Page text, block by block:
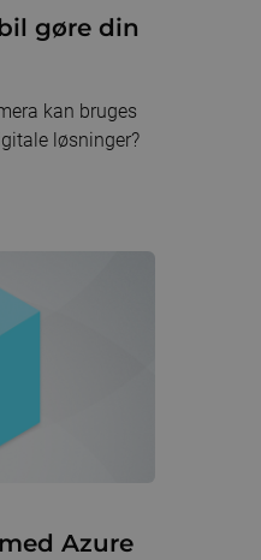
gøre din
kan bruges
løsninger?
Azure